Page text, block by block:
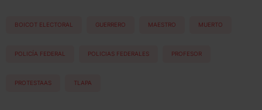
BOICOT ELECTORAL GUERRERO MAESTRO MUERTO
POLICÍA FEDERAL POLICIAS FEDERALES PROFESOR
PROTESTAAS TLAPA